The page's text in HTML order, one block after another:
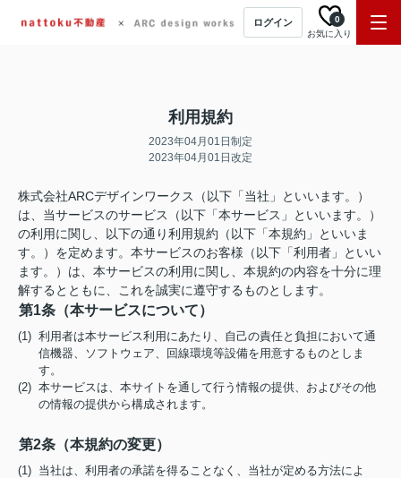
ログイン
お気に入り
0
利用規約
2023年04月01日制定
2023年04月01日改定
株式会社ARCデザインワークス（以下「当社」といいます。）
は、当サービスのサービス（以下「本サービス」といいます。）
の利用に関し、以下の通り利用規約（以下「本規約」といいま
す。）を定めます。本サービスのお客様（以下「利用者」といい
ます。）は、本サービスの利用に関し、本規約の内容を十分に理
解するとともに、これを誠実に遵守するものとします。
第1条（本サービスについて）
(1) 利用者は本サービス利用にあたり、自己の責任と負担において通
信機器、ソフトウェア、回線環境等設備を用意するものとしま
す。
(2) 本サービスは、本サイトを通して行う情報の提供、およびその他
の情報の提供から構成されます。
第2条（本規約の変更）
(1) 当社は、利用者の承諾を得ることなく、当社が定める方法によ